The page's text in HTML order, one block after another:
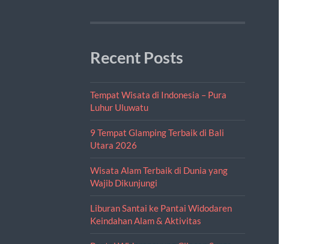
Recent Posts
Tempat Wisata di Indonesia – Pura
Luhur Uluwatu
9 Tempat Glamping Terbaik di Bali
Utara 2026
Wisata Alam Terbaik di Dunia yang
Wajib Dikunjungi
Liburan Santai ke Pantai Widodaren
Keindahan Alam & Aktivitas